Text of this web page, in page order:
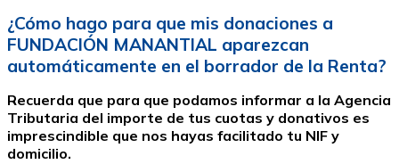
¿Cómo hago para que mis donaciones a
FUNDACIÓN MANANTIAL aparezcan
automáticamente en el borrador de la Renta?
Recuerda que para que podamos informar a la Agencia
Tributaria del importe de tus cuotas y donativos es
imprescindible que nos hayas facilitado tu NIF y
domicilio.